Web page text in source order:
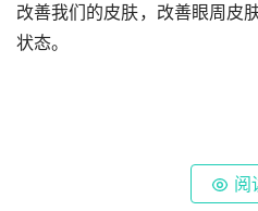
改善我们的皮肤，改善眼周皮
状态。
阅